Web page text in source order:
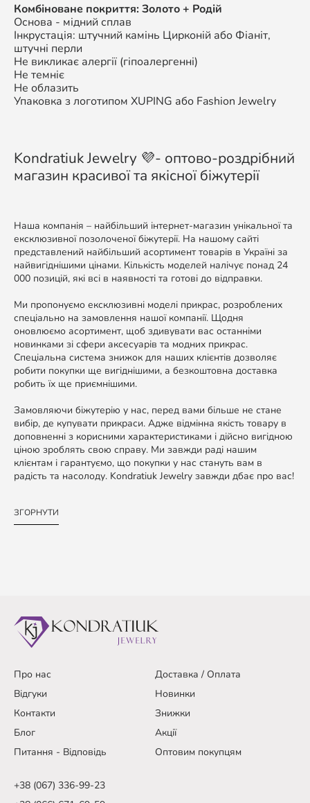
Комбіноване покриття: Золото + Родій
Основа - мідний сплав
Інкрустація: штучний камінь Цирконій або Фіаніт,
штучні перли
Не викликає алергії (гіпоалергенні)
Не темніє
Не облазить
Упаковка з логотипом XUPING або Fashion Jewelry
Kondratiuk Jewelry 💜- оптово-роздрібний
магазин красивої та якісної біжутерії
Наша компанія – найбільший інтернет-магазин унікальної та
ексклюзивної позолоченої біжутерії. На нашому сайті
представлений найбільший асортимент товарів в Україні за
найвигіднішими цінами. Кількість моделей налічує понад 24
000 позицій, які всі в наявності та готові до відправки.
Ми пропонуємо ексклюзивні моделі прикрас, розроблених
спеціально на замовлення нашої компанії. Щодня
оновлюємо асортимент, щоб здивувати вас останніми
новинками зі сфери аксесуарів та модних прикрас.
Спеціальна система знижок для наших клієнтів дозволяє
робити покупки ще вигіднішими, а безкоштовна доставка
робить їх ще приємнішими.
Замовляючи біжутерію у нас, перед вами більше не стане
вибір, де купувати прикраси. Адже відмінна якість товару в
доповненні з корисними характеристиками і дійсно вигідною
ціною зроблять свою справу. Ми завжди раді нашим
клієнтам і гарантуємо, що покупки у нас стануть вам в
радість та насолоду. Kondratiuk Jewelry завжди дбає про вас!
ЗГОРНУТИ
Про нас
Доставка / Оплата
Відгуки
Новинки
Контакти
Знижки
Блог
Акції
Питання - Відповідь
Оптовим покупцям
+38 (067) 336-99-23